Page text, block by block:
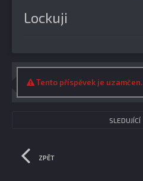
Lockuji
Tento příspěvek je uzamčen.
SLEDUJÍCÍ
ZPĚT